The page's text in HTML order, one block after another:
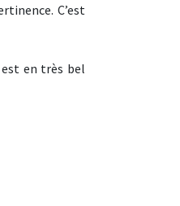
C’est
en très bel